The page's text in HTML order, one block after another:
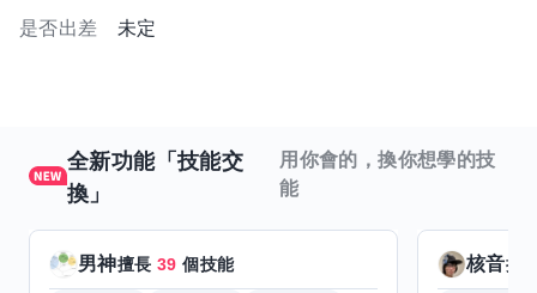
是否出差 未定
全新功能「技能交
換」
用你會的，換你想學的技
能
男神擅長39 個技能 核音擅